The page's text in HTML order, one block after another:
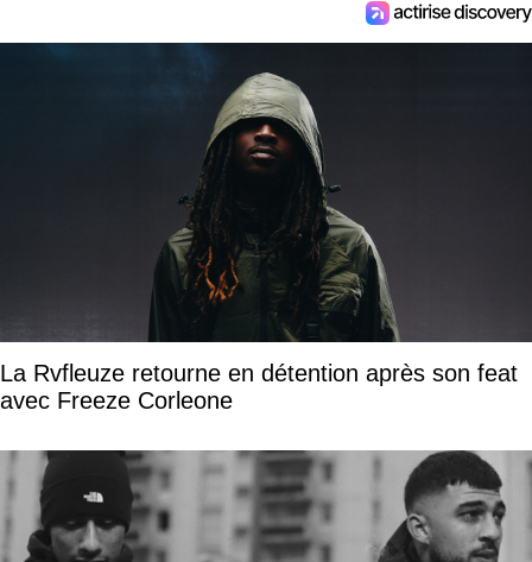
La Rvfleuze retourne en détention après son feat
avec Freeze Corleone